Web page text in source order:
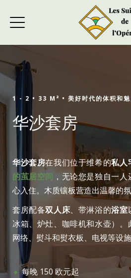
1 - 2 • 33 M² • 美好时代的体积和魅
华沙套房
华沙套房在我们位于维希的私人
的茧居空间 ，无论您是独自一
心入住。木质镶板营造出温馨的氛
套房配备双人床、带淋浴的浴室
冰箱、炉灶、咖啡机和水壶）
网络、熨斗和熨衣板、电视等设施
每晚 150 欧元起